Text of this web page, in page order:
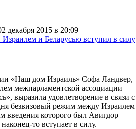
декабря 2015 в 20:09
и Беларусью вступил в силу
«Наш дом Израиль» Софа Ландвер,
межпарламентской ассоциации
выразила удовлетворение в связи с
безвизовый режим между Израилем
введения которого был Авигдор
то вступает в силу.